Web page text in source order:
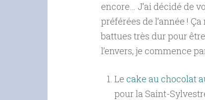
encore… J’ai décidé de
préférées de l’année !
battues très dur pour
l’envers, je commence
Le cake au chocolat
pour la Saint-